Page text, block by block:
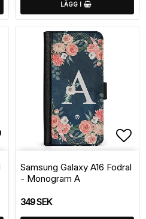
LÄGG I
till i favoritlistan
Samsung Galaxy A16 Fodral
- Monogram A
349 SEK